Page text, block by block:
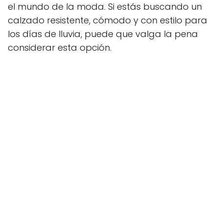
el mundo de la moda. Si estás buscando un
calzado resistente, cómodo y con estilo para
los días de lluvia, puede que valga la pena
considerar esta opción.